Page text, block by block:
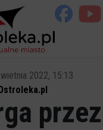
2022, 15:13